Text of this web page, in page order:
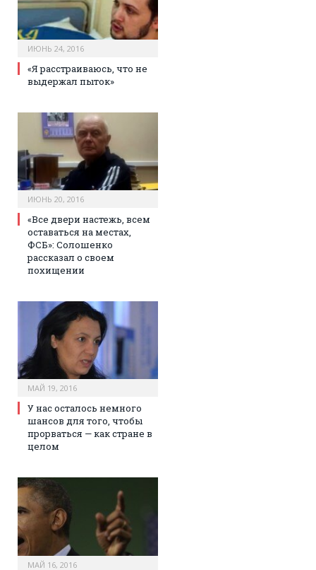
ИЮНЬ 24, 2016
«Я расстраиваюсь, что не
выдержал пыток»
ИЮНЬ 20, 2016
«Все двери настежь, всем
оставаться на местах,
ФСБ»: Солошенко
рассказал о своем
похищении
МАЙ 19, 2016
У нас осталось немного
шансов для того, чтобы
прорваться — как стране в
целом
МАЙ 16, 2016